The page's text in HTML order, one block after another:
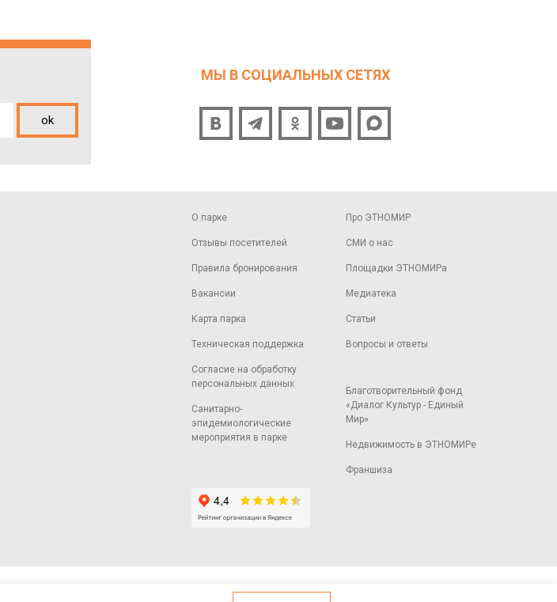
ok
МЫ В СОЦИАЛЬНЫХ СЕТЯХ
О парке
Отзывы посетителей
Правила бронирования
Вакансии
Карта парка
Техническая поддержка
Согласие на обработку
персональных данных
Санитарно-
эпидемиологические
мероприятия в парке
Про ЭТНОМИР
СМИ о нас
Площадки ЭТНОМИРа
Медиатека
Статьи
Вопросы и ответы
Благотворительный фонд
«Диалог Культур - Единый
Мир»
Недвижимость в ЭТНОМИРе
Франшиза